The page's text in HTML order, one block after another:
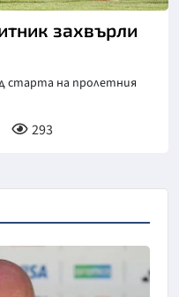
захвърли
старта на пролетния
293